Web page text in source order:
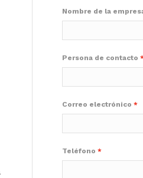
Nombre de la
Persona de contacto
Correo electrónico
Teléfono